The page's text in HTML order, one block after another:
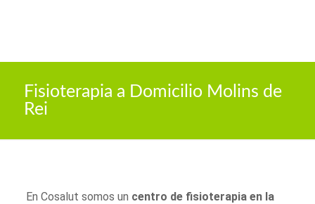
Fisioterapia a Domicilio Molins de
Rei
En Cosalut somos un centro de fisioterapia en la